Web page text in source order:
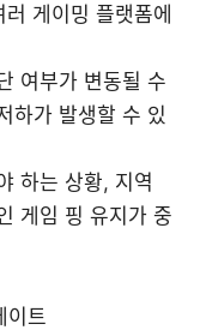
게이밍 플랫폼에
여부가 변동될 수
하가 발생할 수 있
하는 상황, 지역
게임 핑 유지가 중
이트